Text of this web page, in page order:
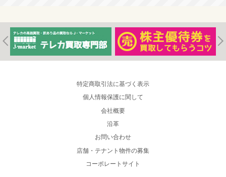
特定商取引法に基づく表示
個人情報保護に関して
会社概要
沿革
お問い合わせ
店舗・テナント物件の募集
コーポレートサイト